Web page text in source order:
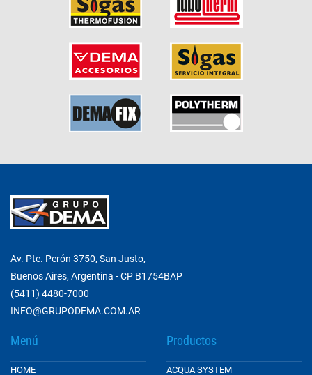
Av. Pte. Perón 3750, San Justo,
Buenos Aires, Argentina - CP B1754BAP
(5411) 4480-7000
INFO@GRUPODEMA.COM.AR
Menú
HOME
Productos
ACQUA SYSTEM